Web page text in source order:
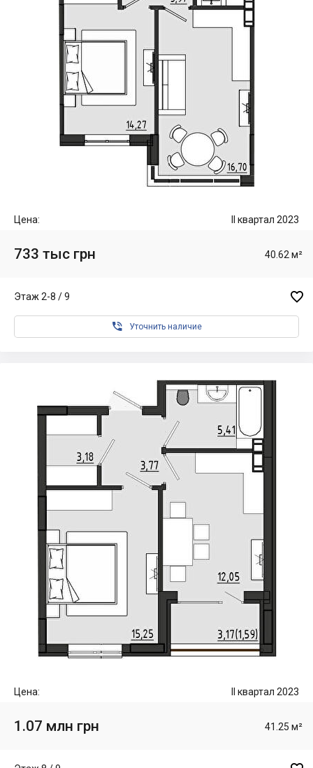
Цена: II квартал 2023
733 тыс грн 40.62 м²
Этаж 2-8 / 9 
 Уточнить наличие
Цена: II квартал 2023
1.07 млн грн 41.25 м²